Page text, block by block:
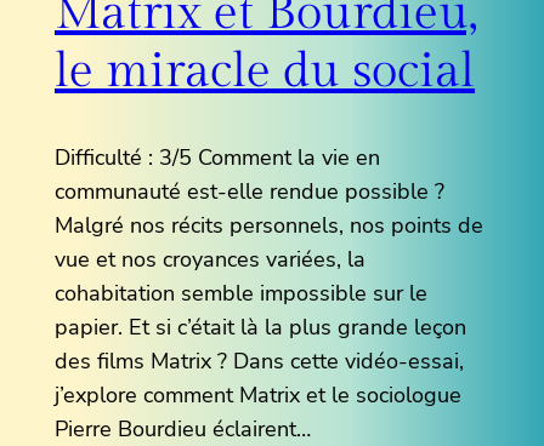
Matrix et Bourdieu,
le miracle du social
Difficulté : 3/5 Comment la vie en
communauté est-elle rendue possible ?
Malgré nos récits personnels, nos points de
vue et nos croyances variées, la
cohabitation semble impossible sur le
papier. Et si c’était là la plus grande leçon
des films Matrix ? Dans cette vidéo-essai,
j’explore comment Matrix et le sociologue
Pierre Bourdieu éclairent…